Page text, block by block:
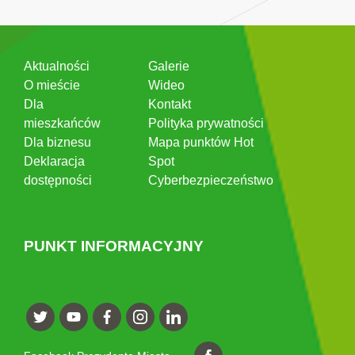
Aktualności
O mieście
Dla
mieszkańców
Dla biznesu
Deklaracja
dostępności
Galerie
Wideo
Kontakt
Polityka prywatności
Mapa punktów Hot
Spot
Cyberbezpieczeństwo
PUNKT INFORMACYJNY